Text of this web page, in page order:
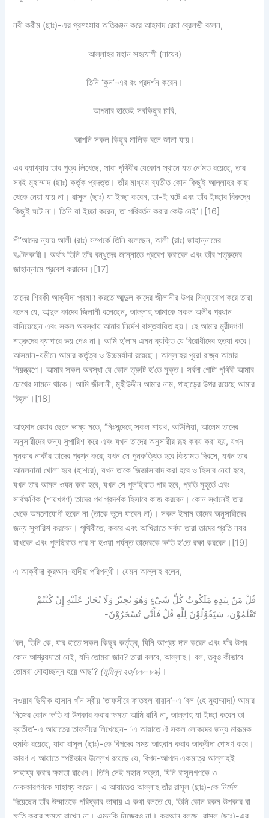
নবী করীম (ছাঃ)-এর প্রশংসায় অতিরঞ্জন করে আহমাদ রেযা ব্রেলভী বলেন,
আল্লাহর মহান সহযোগী (নায়েব)
তিনি ‘কুন’-এর রং প্রদর্শন করেন।
আপনার হাতেই সবকিছুর চাবি,
আপনি সকল কিছুর মালিক বলে জানা যায়।
এর ব্যাখ্যায় তার পুত্র লিখেছে, সারা পৃথিবীর যেকোন স্থানে যত নে‘মত রয়েছে, তার
সবই মুহাম্মাদ (ছাঃ) কর্তৃক প্রদত্ত। তাঁর মাধ্যম ব্যতীত কোন কিছুই আল্লাহর কাছ
থেকে নেয়া যায় না। রাসূল (ছাঃ) যা ইচ্ছা করেন, তা-ই ঘটে এবং তাঁর ইচ্ছার বিরুদ্ধে
কিছুই ঘটে না। তিনি যা ইচ্ছা করেন, তা পরিবর্তন করার কেউ নেই’। [16]
শী‘আদের ন্যায় আলী (রাঃ) সম্পর্কে তিনি বলেছেন, আলী (রাঃ) জাহান্নামের
বণ্টনকারী। অর্থাৎ তিনি তাঁর বন্ধুদের জান্নাতে প্রবেশ করাবেন এবং তাঁর শত্রুদের
জাহান্নামে প্রবেশ করাবেন। [17]
তাদের শিরকী আক্বীদা প্রমাণ করতে আব্দুল কাদের জীলানীর উপর মিথ্যারোপ করে তারা
বলেন যে, আব্দুল কাদের জিলানী বলেছেন, আল্লাহ আমাকে সকল অলীর প্রধান
বানিয়েছেন এবং সকল অবস্থায় আমার নির্দেশ বাস্তবায়িত হয়। হে আমার মুরীদগণ!
শত্রুদের ব্যাপারে ভয় পেও না। আমি হ’লাম এমন ব্যক্তি যে বিরোধীদের হত্যা করে।
আসমান-যমীনে আমার কর্তৃত্ব ও উচ্চমর্যাদা রয়েছে। আল্লাহর পুরো রাজ্য আমার
নিয়ন্ত্রণে। আমার সকল অবস্থা যে কোন ত্রুটি হ’তে মুক্ত। সর্বদা গোটা পৃথিবী আমার
চোখের সামনে থাকে। আমি জীলানী, মুহীউদ্দীন আমার নাম, পাহাড়ের উপর রয়েছে আমার
চিহ্ন’। [18]
আহমাদ রেযার ছেলে ভাষ্য মতে, ‘নিঃসন্দেহে সকল শায়খ, আউলিয়া, আলেম তাদের
অনুসারীদের জন্য সুপারিশ করে এবং যখন তাদের অনুসারীর রূহ কবয করা হয়, যখন
মুনকার নাকীর তাদের প্রশ্ন করে; যখন সে পুনরুত্থিত হবে কিয়ামত দিবসে, যখন তার
আমলনামা খোলা হবে (হাশরে), যখন তাকে জিজ্ঞাসাবাদ করা হবে ও হিসাব নেয়া হবে,
যখন তার আমল ওযন করা হবে, যখন সে পুলছিরাত পার হবে, প্রতি মুহূর্তে এবং
সার্বক্ষণিক (শায়খগণ) তাদের পথ প্রদর্শক হিসাবে কাজ করবেন। কোন স্থানেই তার
থেকে অমনোযোগী হবেন না (তাকে ভুলে যাবেন না)। সকল ইমাম তাদের অনুসারীদের
জন্য সুপারিশ করবেন। পৃথিবীতে, কবরে এবং আখিরাতে সর্বদা তারা তাদের প্রতি নযর
রাখবেন এবং পুলছিরাত পার না হওয়া পর্যন্ত তাদেরকে ক্ষতি হ’তে রক্ষা করবেন। [19]
এ আক্বীদা কুরআন-হাদীছ পরিপন্থী। যেমন আল্লাহ বলেন,
قُلْ مَنْ بِيَدِهِ مَلَكُوتُ كُلِّ شَيْءٍ وَهُوَ يُجِيْرُ وَلَا يُجَارُ عَلَيْهِ إِنْ كُنْتُمْ
تَعْلَمُوْن، سَيَقُوْلُوْنَ لِلَّهِ قُلْ فَأَنَّى تُسْحَرُوْنَ-
‘বল, তিনি কে, যার হাতে সকল কিছুর কর্তৃত্ব, যিনি আশ্রয় দান করেন এবং যাঁর উপর
কোন আশ্রয়দাতা নেই, যদি তোমরা জান? তারা বলবে, আল্লাহ। বল, তবুও কীভাবে
তোমরা মোহাচ্ছন্ন হয়ে আছ’? (মুমিনূন ২৩/৮৮-৮৯) ।
নওয়াব ছিদ্দীক হাসান খাঁন স্বীয় ‘তাফসীরে ফাতহুল বায়ান’-এ ‘বল (হে মুহাম্মাদ!) আমার
নিজের কোন ক্ষতি বা উপকার করার ক্ষমতা আমি রাখি না, আল্লাহ যা ইচ্ছা করেন তা
ব্যতীত’-এ আয়াতের তাফসীরে লিখেছেন- ‘এ আয়াতে ঐ সকল লোকদের জন্য মারাত্মক
হুমকি রয়েছে, যারা রাসূল (ছাঃ)-কে বিপদের সময় আহবান করার আক্বীদা পোষণ করে।
কারণ এ আয়াতে স্পষ্টভাবে উল্লেখ রয়েছে যে, বিপদ-আপদে একমাত্র আল্লাহই
সাহায্য করার ক্ষমতা রাখেন। তিনি সেই মহান সত্তা, যিনি রাসূলগণকে ও
নেককারগণকে সাহায্য করেন। এ আয়াতেও আল্লাহ তাঁর রাসূল (ছাঃ)-কে নির্দেশ
দিয়েছেন তাঁর উম্মাতকে পরিষ্কার ভাষায় এ কথা বলতে যে, তিনি কোন রকম উপকার বা